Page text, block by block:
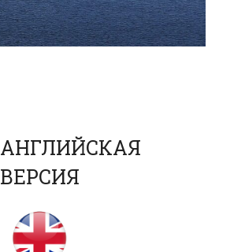
АНГЛИЙСКАЯ
ВЕРСИЯ